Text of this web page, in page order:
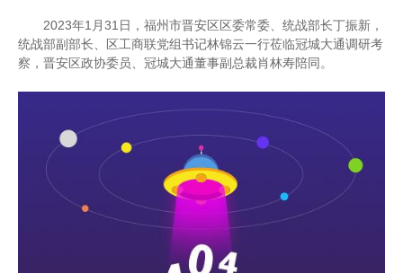
2023年1 月31 日，福州市晋安区区委常委、统战部长丁振新，
统战部副部长、区工商联党组书记林锦云一行莅临冠城大通调研考
察，晋安区政协委员、冠城大通董事副总裁肖林寿陪同。